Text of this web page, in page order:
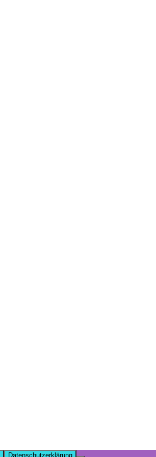
Datenschutzerklärung